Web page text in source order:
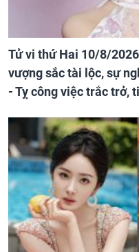
Tử vi thứ Hai 10/8/
vượng sắc tài lộc, sự
- Tỵ công việc trắc trở,